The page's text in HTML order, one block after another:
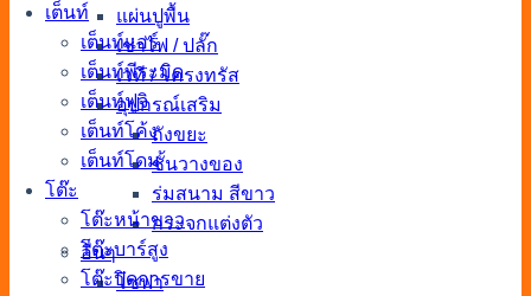
แผ่นปูพื้น
เช่าไฟ / ปลั๊ก
เวที / โครงทรัส
อุปกรณ์เสริม
ถังขยะ
ชั้นวางของ
ร่มสนาม สีขาว
กระจกแต่งตัว
อื่นๆ
โซฟา
เต็นท์
เต็นท์แอร์
เต็นท์พีระมิด
เต็นท์ฟูจิ
เต็นท์โค้ง
เต็นท์โดม
โต๊ะ
โต๊ะหน้าขาว
โต๊ะบาร์สูง
โต๊ะปิดการขาย